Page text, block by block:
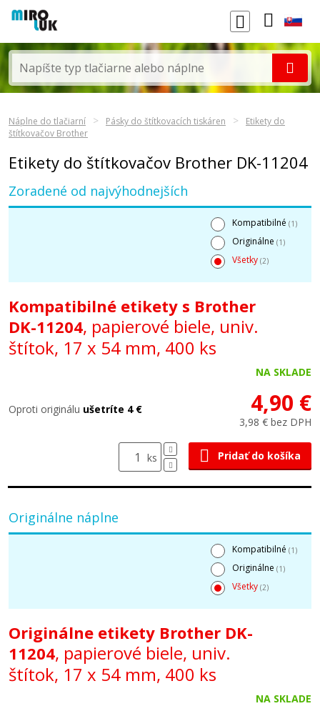
Náplne do tlačiarní Pásky do štítkovacích tiskáren
Etikety do
štítkovačov Brother
Etikety do štítkovačov Brother DK-11204
Zoradené od najvýhodnejších
Kompatibilné (1)
Originálne (1)
Všetky (2)
Kompatibilné etikety s Brother
DK-11204, papierové biele, univ.
štítok, 17 x 54 mm, 400 ks
NA SKLADE
Oproti originálu ušetríte 4 € 4,90 €
3,98 € bez DPH
ks Pridať do košíka
Originálne náplne
Kompatibilné (1)
Originálne (1)
Všetky (2)
Originálne etikety Brother DK-
11204, papierové biele, univ.
štítok, 17 x 54 mm, 400 ks
NA SKLADE